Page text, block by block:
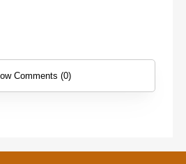
Comments (0)